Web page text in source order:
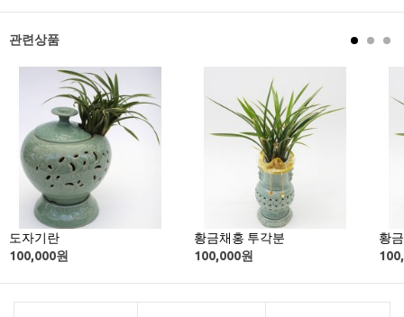
관련상품
도자기란
100,000원
황금채홍 투각분
100,000원
황